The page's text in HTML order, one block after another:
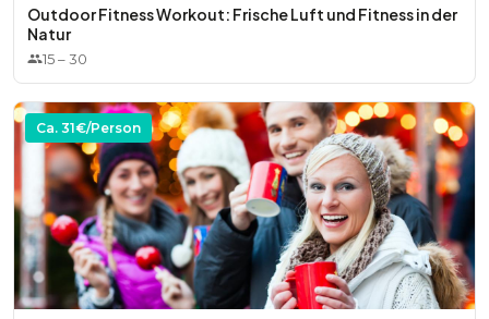
Outdoor Fitness Workout: Frische Luft und Fitness in der
Natur
15–30
Ca. 31€/Person